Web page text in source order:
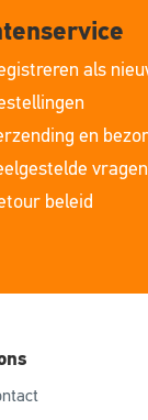
als
en
vragen
beleid